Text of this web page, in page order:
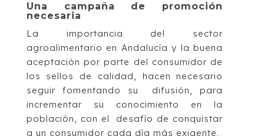
Una campaña de promoción
necesaria
La importancia del sector
agroalimentario en Andalucía y la buena
aceptación por parte del consumidor de
los sellos de calidad, hacen necesario
seguir fomentando su difusión, para
incrementar su conocimiento en la
población, con el desafío de conquistar
a un consumidor cada día más exigente.